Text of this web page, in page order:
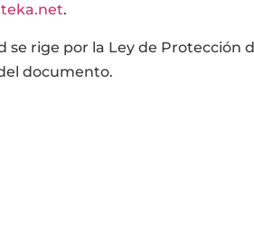
.
se rige por la Ley de
documento.